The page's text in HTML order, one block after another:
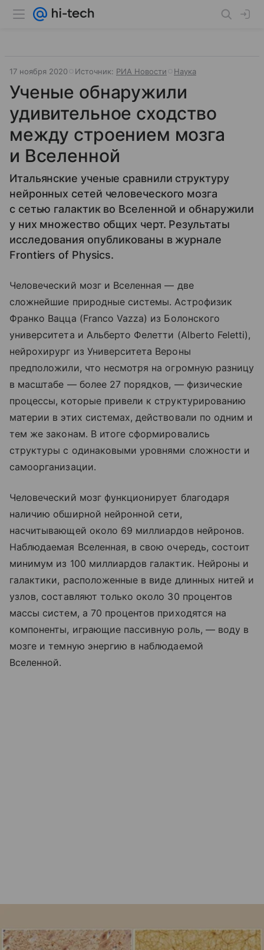
17 ноября 2020 Источник: РИА Новости Наука
Ученые обнаружили
удивительное сходство
между строением мозга
и Вселенной
Итальянские ученые сравнили структуру
нейронных сетей человеческого мозга
с сетью галактик во Вселенной и обнаружили
у них множество общих черт. Результаты
исследования опубликованы в журнале
Frontiers of Physics.
Человеческий мозг и Вселенная — две
сложнейшие природные системы. Астрофизик
Франко Вацца (Franco Vazza) из Болонского
университета и Альберто Фелетти (Alberto Feletti),
нейрохирург из Университета Вероны
предположили, что несмотря на огромную разницу
в масштабе — более 27 порядков, — физические
процессы, которые привели к структурированию
материи в этих системах, действовали по одним и
тем же законам. В итоге сформировались
структуры с одинаковыми уровнями сложности и
самоорганизации.
Человеческий мозг функционирует благодаря
наличию обширной нейронной сети,
насчитывающей около 69 миллиардов нейронов.
Наблюдаемая Вселенная, в свою очередь, состоит
минимум из 100 миллиардов галактик. Нейроны и
галактики, расположенные в виде длинных нитей и
узлов, составляют только около 30 процентов
массы систем, а 70 процентов приходятся на
компоненты, играющие пассивную роль, — воду в
мозге и темную энергию в наблюдаемой
Вселенной.